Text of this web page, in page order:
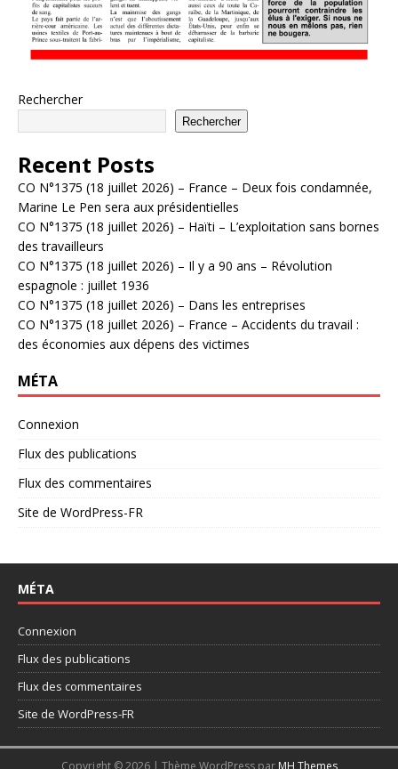
Rechercher
Rechercher
Recent Posts
CO N°1375 (18 juillet 2026) – France – Deux fois condamnée,
Marine Le Pen sera aux présidentielles
CO N°1375 (18 juillet 2026) – Haïti – L’exploitation sans bornes
des travailleurs
CO N°1375 (18 juillet 2026) – Il y a 90 ans – Révolution
espagnole : juillet 1936
CO N°1375 (18 juillet 2026) – Dans les entreprises
CO N°1375 (18 juillet 2026) – France – Accidents du travail :
des économies aux dépens des victimes
MÉTA
Connexion
Flux des publications
Flux des commentaires
Site de WordPress-FR
MÉTA
Connexion
Flux des publications
Flux des commentaires
Site de WordPress-FR